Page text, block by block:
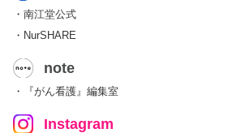
・南江堂公式
・NurSHARE
note
・『がん看護』編集室
Instagram